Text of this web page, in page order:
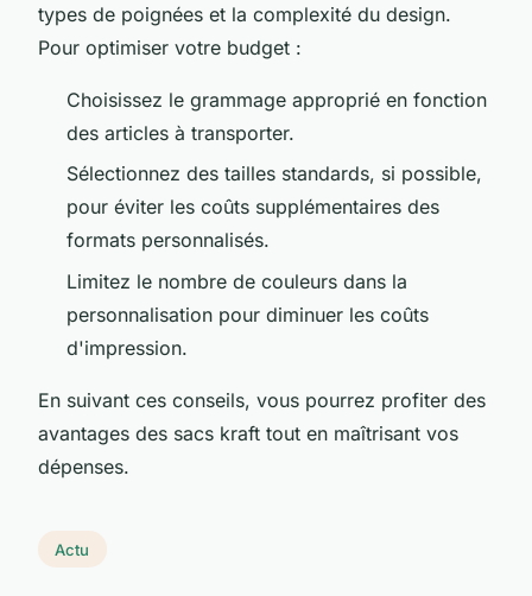
types de poignées et la complexité du design.
Pour optimiser votre budget :
Choisissez le grammage approprié en fonction
des articles à transporter.
Sélectionnez des tailles standards, si possible,
pour éviter les coûts supplémentaires des
formats personnalisés.
Limitez le nombre de couleurs dans la
personnalisation pour diminuer les coûts
d'impression.
En suivant ces conseils, vous pourrez profiter des
avantages des sacs kraft tout en maîtrisant vos
dépenses.
Actu